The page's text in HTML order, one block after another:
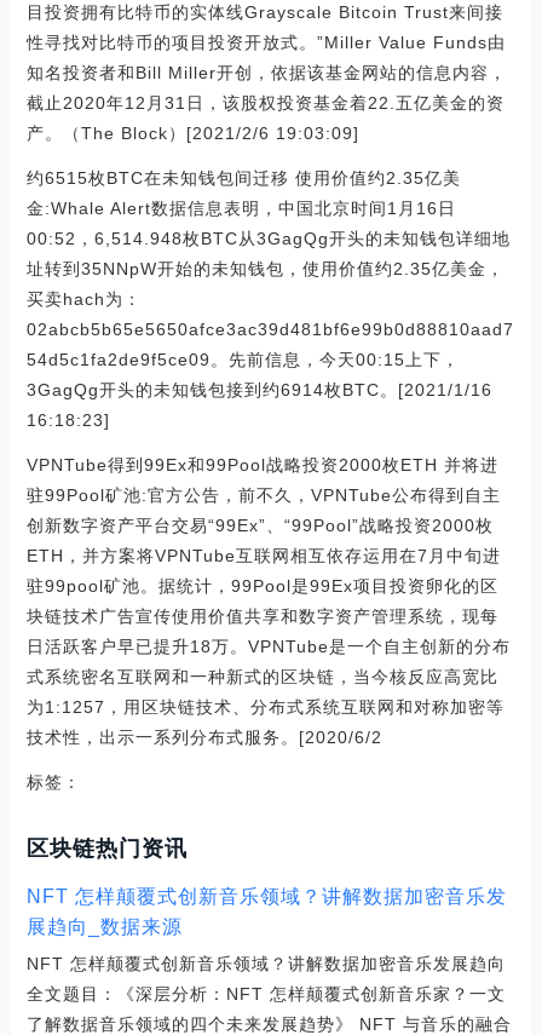
目投资拥有比特币的实体线Grayscale Bitcoin Trust来间接
性寻找对比特币的项目投资开放式。”Miller Value Funds由
知名投资者和Bill Miller开创，依据该基金网站的信息内容，
截止2020年12月31日，该股权投资基金着22.五亿美金的资
产。（The Block）[2021/2/6 19:03:09]
约6515枚BTC在未知钱包间迁移 使用价值约2.35亿美
金:Whale Alert数据信息表明，中国北京时间1月16日
00:52，6,514.948枚BTC从3GagQg开头的未知钱包详细地
址转到35NNpW开始的未知钱包，使用价值约2.35亿美金，
买卖hach为：
02abcb5b65e5650afce3ac39d481bf6e99b0d88810aad7
54d5c1fa2de9f5ce09。先前信息，今天00:15上下，
3GagQg开头的未知钱包接到约6914枚BTC。[2021/1/16
16:18:23]
VPNTube得到99Ex和99Pool战略投资2000枚ETH 并将进
驻99Pool矿池:官方公告，前不久，VPNTube公布得到自主
创新数字资产平台交易“99Ex”、“99Pool”战略投资2000枚
ETH，并方案将VPNTube互联网相互依存运用在7月中旬进
驻99pool矿池。据统计，99Pool是99Ex项目投资卵化的区
块链技术广告宣传使用价值共享和数字资产管理系统，现每
日活跃客户早已提升18万。VPNTube是一个自主创新的分布
式系统密名互联网和一种新式的区块链，当今核反应高宽比
为1:1257，用区块链技术、分布式系统互联网和对称加密等
技术性，出示一系列分布式服务。[2020/6/2
标签：
区块链热门资讯
NFT 怎样颠覆式创新音乐领域？讲解数据加密音乐发
展趋向_数据来源
NFT 怎样颠覆式创新音乐领域？讲解数据加密音乐发展趋向
全文题目：《深层分析：NFT 怎样颠覆式创新音乐家？一文
了解数据音乐领域的四个未来发展趋势》 NFT 与音乐的融合